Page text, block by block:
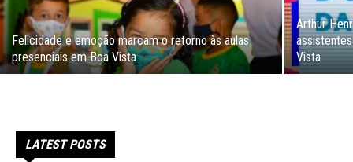
Felicidade e emoção marcam o retorno às aulas
presenciais em Boa Vista
Arthur
Vista
LATEST POSTS